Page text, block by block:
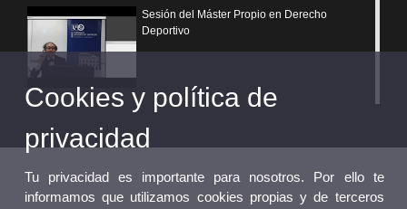
Sesión del Máster Propio en Derecho
Deportivo
¿Por qué elegir un postgrado propio de la
Universitat de València?
Cookies y política de
privacidad
Tu privacidad es importante para nosotros. Por ello te
informamos que utilizamos cookies propias y de terceros